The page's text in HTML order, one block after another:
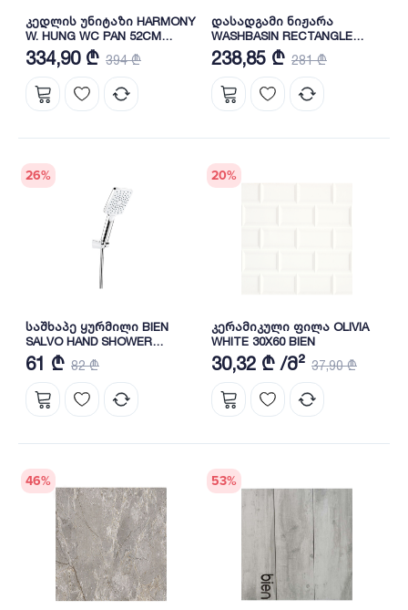
კედლის უნიტაზი HARMONY
W. HUNG WC PAN 52CM
(HRKA052N5VPOW5000-k)
BIEN
334,90 ₾ 394 ₾
დასადგამი ნიჟარა
WASHBASIN RECTANGLE
WHITE 65 სმ
(MTLG06501FD1W5000-K)
BIEN
238,85 ₾ 281 ₾
26%
საშხაპე ყურმილი BIEN
SALVO HAND SHOWER
(BD14033123)
61 ₾ 82 ₾
20%
კერამიკული ფილა OLIVIA
WHITE 30X60 BIEN
30,32 ₾ /მ² 37,90 ₾
46% 53%